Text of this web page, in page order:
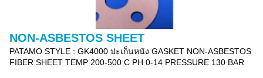
NON-ASBESTOS SHEET
PATAMO STYLE : GK4000 ปะเก็นหนัง GASKET NON-ASBESTOS
FIBER SHEET TEMP 200-500 C PH 0-14 PRESSURE 130 BAR